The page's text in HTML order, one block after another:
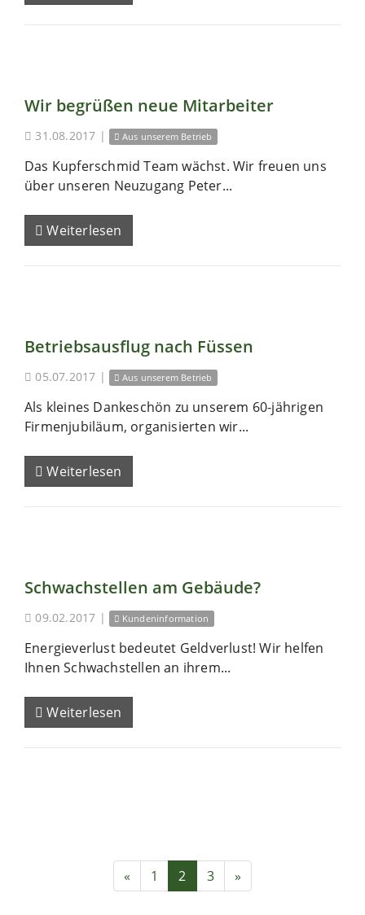
Wir begrüßen neue Mitarbeiter
31.08.2017 | Aus unserem Betrieb
Das Kupferschmid Team wächst. Wir freuen uns
über unseren Neuzugang Peter...
Weiterlesen
Betriebsausflug nach Füssen
05.07.2017 | Aus unserem Betrieb
Als kleines Dankeschön zu unserem 60-jährigen
Firmenjubiläum, organisierten wir...
Weiterlesen
Schwachstellen am Gebäude?
09.02.2017 | Kundeninformation
Energieverlust bedeutet Geldverlust! Wir helfen
Ihnen Schwachstellen an ihrem...
Weiterlesen
« 1 2 3 »